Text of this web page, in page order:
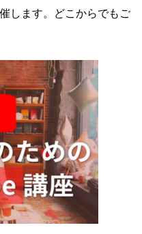
します。どこからでもご